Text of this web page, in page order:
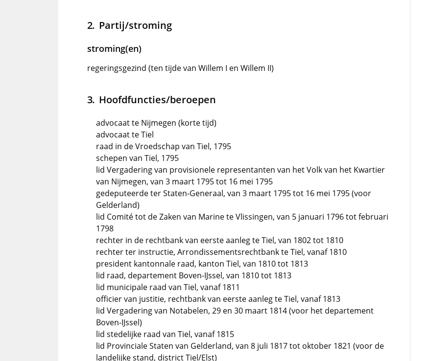
Partij/stroming
stroming(en)
regeringsgezind (ten tijde van Willem I en Willem II)
Hoofdfuncties/beroepen
advocaat te Nijmegen (korte tijd)
advocaat te Tiel
raad in de Vroedschap van Tiel, 1795
schepen van Tiel, 1795
lid Vergadering van provisionele representanten van het Volk van het Kwartier
van Nijmegen, van 3 maart 1795 tot 16 mei 1795
gedeputeerde ter Staten-Generaal, van 3 maart 1795 tot 16 mei 1795 (voor
Gelderland)
lid Comité tot de Zaken van Marine te Vlissingen, van 5 januari 1796 tot februari
1798
rechter in de rechtbank van eerste aanleg te Tiel, van 1802 tot 1810
rechter ter instructie, Arrondissementsrechtbank te Tiel, vanaf 1810
president kantonnale raad, kanton Tiel, van 1810 tot 1813
lid raad, departement Boven-IJssel, van 1810 tot 1813
lid municipale raad van Tiel, vanaf 1811
officier van justitie, rechtbank van eerste aanleg te Tiel, vanaf 1813
lid Vergadering van Notabelen, 29 en 30 maart 1814 (voor het departement
Boven-IJssel)
lid stedelijke raad van Tiel, vanaf 1815
lid Provinciale Staten van Gelderland, van 8 juli 1817 tot oktober 1821 (voor de
landelijke stand, district Tiel/Elst)